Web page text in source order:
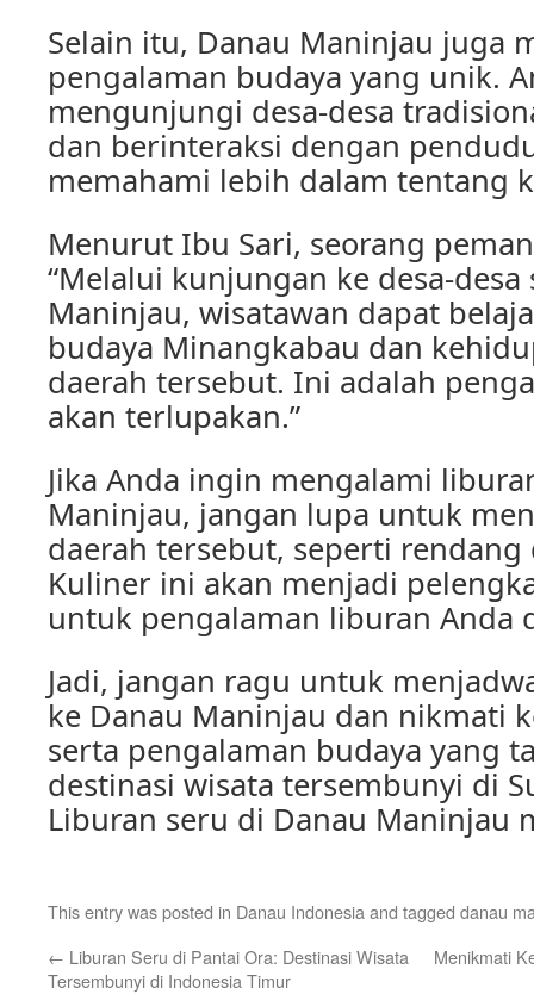
Selain itu, Danau Maninjau juga
pengalaman budaya yang unik.
mengunjungi desa-desa
dan berinteraksi dengan
memahami lebih dalam tentang
Menurut Ibu Sari, seorang
“Melalui kunjungan ke desa-
Maninjau, wisatawan dapat
budaya Minangkabau dan
daerah tersebut. Ini adalah
akan terlupakan.”
Jika Anda ingin mengalami
Maninjau, jangan lupa untuk
daerah tersebut, seperti rendang
Kuliner ini akan menjadi
untuk pengalaman liburan Anda
Jadi, jangan ragu untuk
ke Danau Maninjau dan nikmati
serta pengalaman budaya yang
destinasi wisata tersembunyi di
Liburan seru di Danau Maninjau
This entry was posted in Danau Indonesia and tagged danau
← Liburan Seru di Pantai Ora: Destinasi Wisata
Tersembunyi di Indonesia Timur
Menikmati